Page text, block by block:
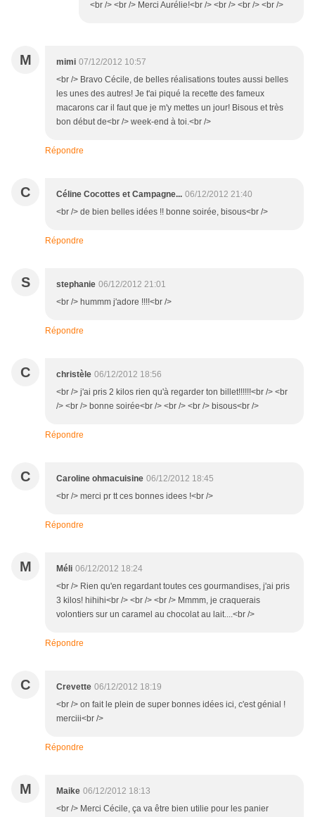
<br /> <br /> Merci Aurélie!<br /> <br /> <br /> <br />
M mimi 07/12/2012 10:57
<br /> Bravo Cécile, de belles réalisations toutes aussi belles
les unes des autres! Je t'ai piqué la recette des fameux
macarons car il faut que je m'y mettes un jour! Bisous et très
bon début de<br /> week-end à toi.<br />
Répondre
C Céline Cocottes et Campagne... 06/12/2012 21:40
<br /> de bien belles idées !! bonne soirée, bisous<br />
Répondre
S stephanie 06/12/2012 21:01
<br /> hummm j'adore !!!!<br />
Répondre
C christèle 06/12/2012 18:56
<br /> j'ai pris 2 kilos rien qu'à regarder ton billet!!!!!!<br /> <br
/> <br /> bonne soirée<br /> <br /> <br /> bisous<br />
Répondre
C Caroline ohmacuisine 06/12/2012 18:45
<br /> merci pr tt ces bonnes idees !<br />
Répondre
M Méli 06/12/2012 18:24
<br /> Rien qu'en regardant toutes ces gourmandises, j'ai pris
3 kilos! hihihi<br /> <br /> <br /> Mmmm, je craquerais
volontiers sur un caramel au chocolat au lait....<br />
Répondre
C Crevette 06/12/2012 18:19
<br /> on fait le plein de super bonnes idées ici, c'est génial !
merciii<br />
Répondre
M Maike 06/12/2012 18:13
<br /> Merci Cécile, ça va être bien utilie pour les panier